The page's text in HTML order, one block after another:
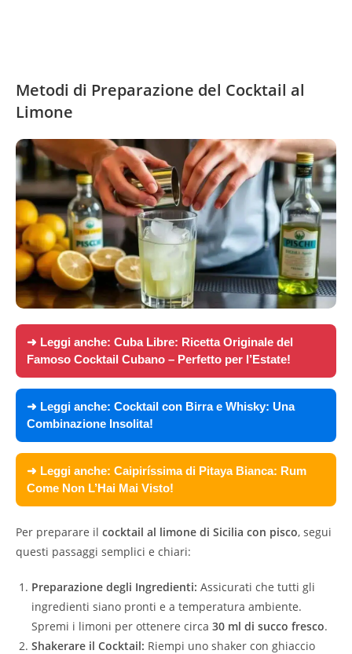
Metodi di Preparazione del Cocktail al
Limone
➜ Leggi anche: Cuba Libre: Ricetta Originale del
Famoso Cocktail Cubano – Perfetto per l’Estate!
➜ Leggi anche: Cocktail con Birra e Whisky: Una
Combinazione Insolita!
➜ Leggi anche: Caipiríssima di Pitaya Bianca: Rum
Come Non L’Hai Mai Visto!
Per preparare il cocktail al limone di Sicilia con pisco, segui
questi passaggi semplici e chiari:
Preparazione degli Ingredienti: Assicurati che tutti gli
ingredienti siano pronti e a temperatura ambiente.
Spremi i limoni per ottenere circa 30 ml di succo fresco.
Shakerare il Cocktail: Riempi uno shaker con ghiaccio